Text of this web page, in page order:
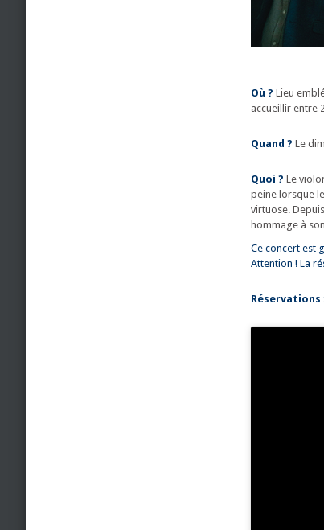
Où ? Lieu
accueillir entre
Quand ? Le
Quoi ? Le
peine lorsque
virtuose.
hommage à
Ce concert est
Attention ! La
Réservations